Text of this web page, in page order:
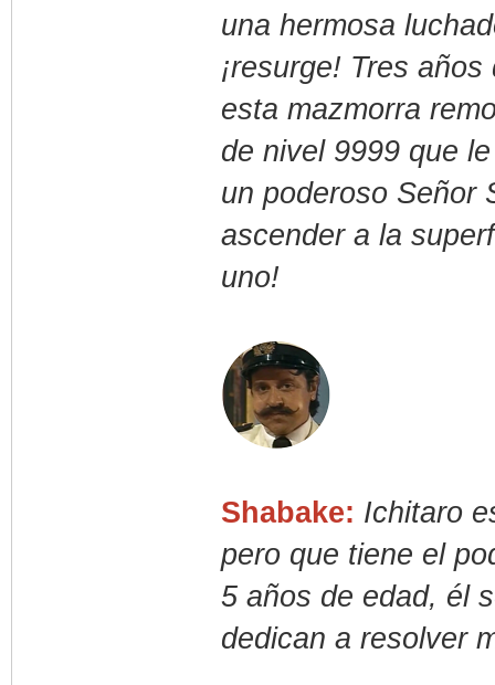
una hermosa
¡resurge! Tres
esta mazmorra
de nivel 9999 que
un poderoso Señor
ascender a la
uno!
Shabake: Ichitaro
pero que tiene el
5 años de edad, él
dedican a resolver